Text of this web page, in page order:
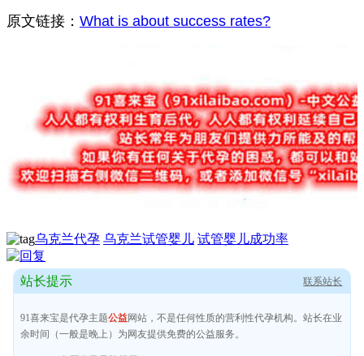
原文链接： What is about success rates?
乌克兰代孕 乌克兰试管婴儿 试管婴儿成功率
站长提示
91喜来宝是代孕主题公益网站，不是任何性质的营利性代孕机构。站长在业
余时间（一般是晚上）为网友提供免费的公益服务。
联系站长